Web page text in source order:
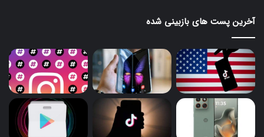
آخرین پست های بازبینی شده